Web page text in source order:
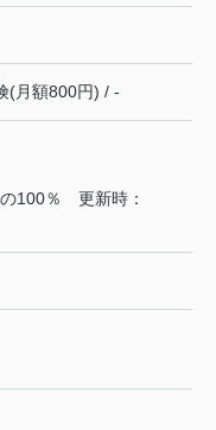
(月額800円) / -
100％ 更新時：